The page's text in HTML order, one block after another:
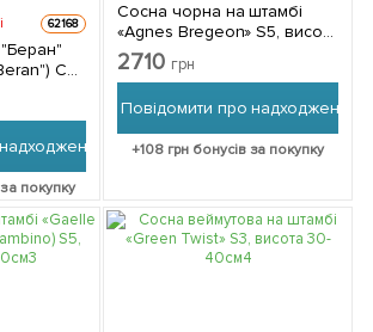
62168
С2,
покупку
Сосна чорна на штамбі
«Agnes Bregeon» S5, висота
90-100см 1 саджанець в
упаковці
2710 грн
Повідомити про надходження
+108грн бонусів за покупку